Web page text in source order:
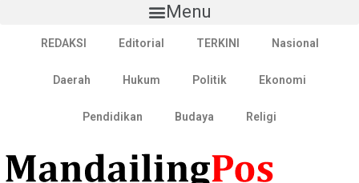
Menu
REDAKSI Editorial TERKINI Nasional
Daerah Hukum Politik Ekonomi
Pendidikan Budaya Religi